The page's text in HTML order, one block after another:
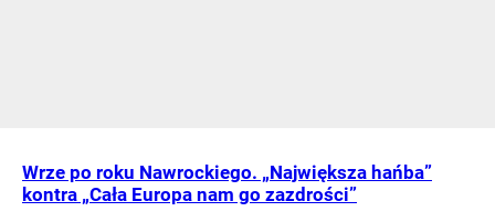
Wrze po roku Nawrockiego. „Największa hańba”
kontra „Cała Europa nam go zazdrości”